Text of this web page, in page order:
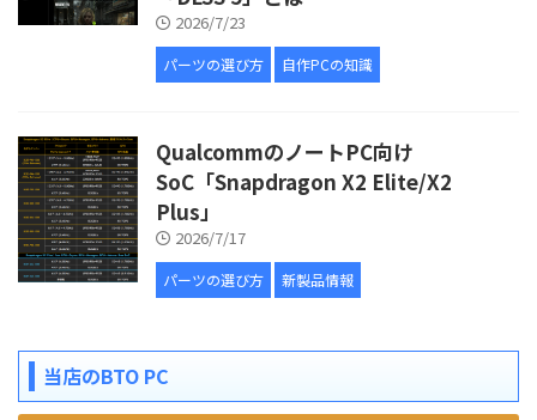
2026/7/23
パーツの選び方 自作PCの知識
QualcommのノートPC向け
SoC「Snapdragon X2 Elite/X2
Plus」
2026/7/17
パーツの選び方 新製品情報
当店のBTO PC